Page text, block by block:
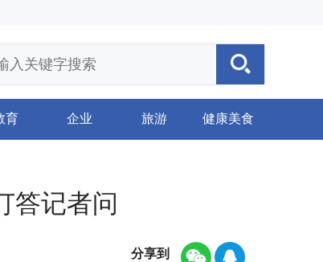
育 企业 旅游 健康美食
答记者问
分享到